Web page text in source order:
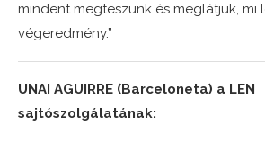
mindent megteszünk és meglátjuk, mi
végeredmény.”
UNAI AGUIRRE (Barceloneta) a LEN
sajtószolgálatának: